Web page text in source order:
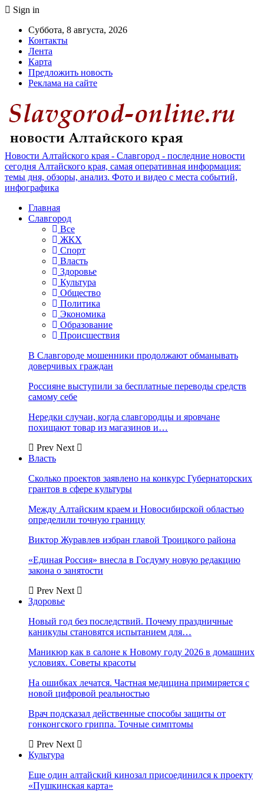
Sign in
Суббота, 8 августа, 2026
Контакты
Лента
Карта
Предложить новость
Реклама на сайте
Новости Алтайского края - Славгород - последние новости
сегодня Алтайского края, самая оперативная информация:
темы дня, обзоры, анализ. Фото и видео с места событий,
инфографика
Главная
Славгород
Все
ЖКХ
Спорт
Власть
Здоровье
Культура
Общество
Политика
Экономика
Образование
Происшествия
В Славгороде мошенники продолжают обманывать
доверчивых граждан
Россияне выступили за бесплатные переводы средств
самому себе
Нередки случаи, когда славгородцы и яровчане
похищают товар из магазинов и…
Prev Next
Власть
Сколько проектов заявлено на конкурс Губернаторских
грантов в сфере культуры
Между Алтайским краем и Новосибирской областью
определили точную границу
Виктор Журавлев избран главой Троицкого района
«Единая Россия» внесла в Госдуму новую редакцию
закона о занятости
Prev Next
Здоровье
Новый год без последствий. Почему праздничные
каникулы становятся испытанием для…
Маникюр как в салоне к Новому году 2026 в домашних
условиях. Советы красоты
На ошибках лечатся. Частная медицина примиряется с
новой цифровой реальностью
Врач подсказал действенные способы защиты от
гонконгского гриппа. Точные симптомы
Prev Next
Культура
Еще один алтайский кинозал присоединился к проекту
«Пушкинская карта»